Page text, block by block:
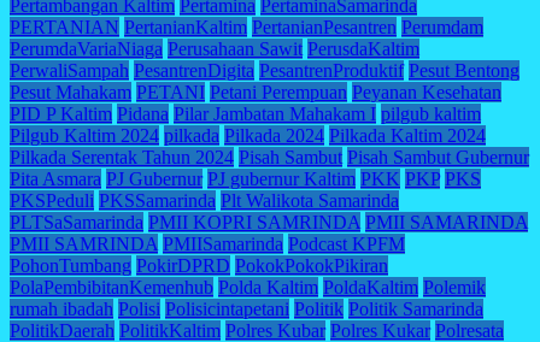
Pertambangan Kaltim Pertamina PertaminaSamarinda
PERTANIAN PertanianKaltim PertanianPesantren Perumdam
PerumdaVariaNiaga Perusahaan Sawit PerusdaKaltim
PerwaliSampah PesantrenDigita PesantrenProduktif Pesut Bentong
Pesut Mahakam PETANI Petani Perempuan Peyanan Kesehatan
PID P Kaltim Pidana Pilar Jambatan Mahakam I pilgub kaltim
Pilgub Kaltim 2024 pilkada Pilkada 2024 Pilkada Kaltim 2024
Pilkada Serentak Tahun 2024 Pisah Sambut Pisah Sambut Gubernur
Pita Asmara PJ Gubernur PJ gubernur Kaltim PKK PKP PKS
PKSPeduli PKSSamarinda Plt Walikota Samarinda
PLTSaSamarinda PMII KOPRI SAMRINDA PMII SAMARINDA
PMII SAMRINDA PMIISamarinda Podcast KPFM
PohonTumbang PokirDPRD PokokPokokPikiran
PolaPembibitanKemenhub Polda Kaltim PoldaKaltim Polemik
rumah ibadah Polisi Polisicintapetani Politik Politik Samarinda
PolitikDaerah PolitikKaltim Polres Kubar Polres Kukar Polresata